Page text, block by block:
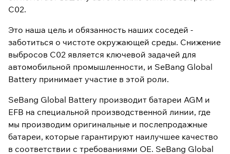
С02.
Это наша цель и обязанность наших соседей -
заботиться о чистоте окружающей среды. Снижение
выбросов С02 является ключевой задачей для
автомобильной промышленности, и SeBang Global
Battery принимает участие в этой роли.
SeBang Global Battery производит батареи AGM и
EFB на специальной производственной линии, где
мы производим оригинальные и послепродажные
батареи, которые гарантируют наилучшее качество
в соответствии с требованиями OE. SeBang Global